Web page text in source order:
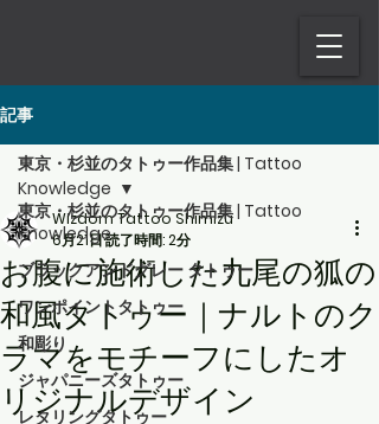
記事
東京・杉並のタトゥー作品集 | Tattoo
Knowledge
ブラックアンドグレー タトゥー
ワンポイントタトゥー
和彫り
ジャパニーズタトゥー
レタリングタトゥー
東京・杉並のタトゥー作品集 | Tattoo
Knowledge
お腹に施術した九尾の狐の
和風タトゥー｜ナルトのク
ラマをモチーフにしたオ
リジナルデザイン
Wizdom Tattoo Shimizu
6月21日読了時間: 2分